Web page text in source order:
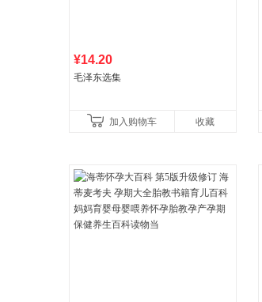
¥14.20
毛泽东选集
加入购物车 收藏